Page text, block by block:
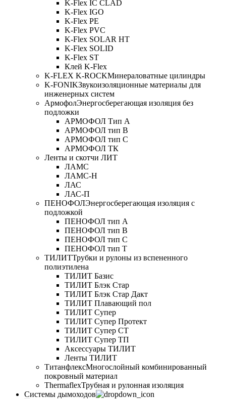
K-Flex IC CLAD
K-Flex IGO
K-Flex PE
K-Flex PVC
K-Flex SOLAR HT
K-Flex SOLID
K-Flex ST
Клей K-Flex
K-FLEX K-ROCKМинераловатные цилиндры
K-FONIKЗвукоизоляционные материалы для
инженерных систем
АрмофолЭнергосберегающая изоляция без
подложки
АРМОФОЛ Тип А
АРМОФОЛ тип В
АРМОФОЛ тип C
АРМОФОЛ ТК
Ленты и скотчи ЛИТ
ЛАМС
ЛАМС-Н
ЛАС
ЛАС-П
ПЕНОФОЛЭнергосберегающая изоляция с
подложкой
ПЕНОФОЛ тип А
ПЕНОФОЛ тип B
ПЕНОФОЛ тип C
ПЕНОФОЛ тип T
ТИЛИТТрубки и рулоны из вспененного
полиэтилена
ТИЛИТ Базис
ТИЛИТ Блэк Стар
ТИЛИТ Блэк Стар Дакт
ТИЛИТ Плавающий пол
ТИЛИТ Супер
ТИЛИТ Супер Протект
ТИЛИТ Супер СТ
ТИЛИТ Супер ТП
Аксессуары ТИЛИТ
Ленты ТИЛИТ
ТитанфлексМногослойный комбинированный
покровный материал
ThermaflexТрубная и рулонная изоляция
Cистемы дымоходов